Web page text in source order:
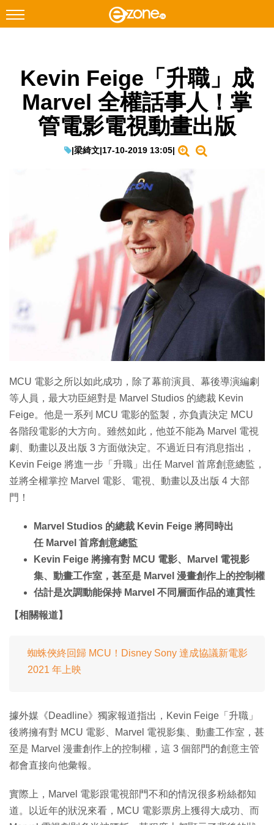
Facebook Instagram
科技焦點
網絡生活
生成式AI與雲端應用
Enterprise Digital Transformation
Kevin Feige「升職」成
Marvel 全權話事人！掌
管電影電視動畫出版
|梁綺文|17-10-2019 13:05|
MCU 電影之所以如此成功，除了幕前演員、幕後導演編劇
等人員，最大功臣絕對是 Marvel Studios 的總裁 Kevin
Feige。他是一系列 MCU 電影的監製，亦負責決定 MCU
各階段電影的大方向。雖然如此，他並不能為 Marvel 電視
劇、動畫以及出版 3 方面做決定。不過近日有消息指出，
Kevin Feige 將進一步「升職」出任 Marvel 首席創意總監，
並將全權掌控 Marvel 電影、電視、動畫以及出版 4 大部
門！
Marvel Studios 的總裁 Kevin Feige 將同時出
任 Marvel 首席創意總監
Kevin Feige 將擁有對 MCU 電影、Marvel 電視影
集、動畫工作室，甚至是 Marvel 漫畫創作上的控制權
估計是次調動能保持 Marvel 不同層面作品的連貫性
【相關報道】
蜘蛛俠終回歸 MCU！Disney Sony 達成協議新電影
2021 年上映
據外媒《Deadline》獨家報道指出，Kevin Feige「升職」
後將擁有對 MCU 電影、Marvel 電視影集、動畫工作室，甚
至是 Marvel 漫畫創作上的控制權，這 3 個部門的創意主管
都會直接向他彙報。
實際上，Marvel 電影跟電視部門不和的情況很多粉絲都知
道。以近年的狀況來看，MCU 電影票房上獲得大成功、而